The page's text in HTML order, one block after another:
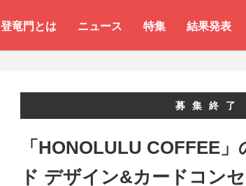
登竜門とは ニュース 特集 結果発表
募集終了
「HONOLULU COFFEE
ド デザイン&カードコン